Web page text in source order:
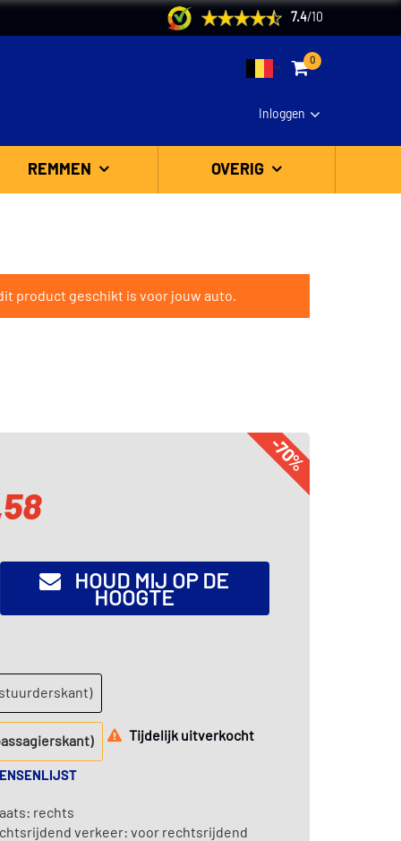
7.4/ 10
0
Inloggen
REMMEN OVERIG
product geschikt is voor jouw auto.
-70%
HOUD MIJ OP DE
HOOGTE
Tijdelijk uitverkocht
rechts
verkeer: voor rechtsrijdend